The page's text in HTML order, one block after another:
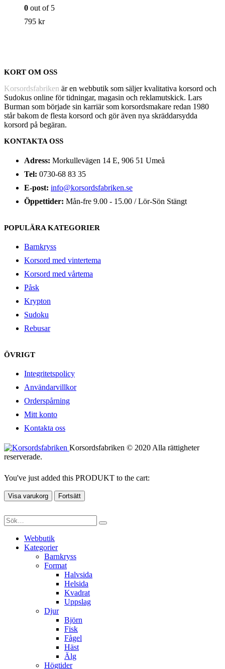
0 out of 5
795 kr
KORT OM OSS
Korsordsfabriken är en webbutik som säljer kvalitativa korsord och
Sudokus online för tidningar, magasin och reklamutskick. Lars
Burman som började sin karriär som korsordsmakare redan 1980
står bakom de flesta korsord och gör även nya skräddarsydda
korsord på begäran.
KONTAKTA OSS
Adress: Morkullevägen 14 E, 906 51 Umeå
Tel: 0730-68 83 35
E-post: info@korsordsfabriken.se
Öppettider: Mån-fre 9.00 - 15.00 / Lör-Sön Stängt
POPULÄRA KATEGORIER
Barnkryss
Korsord med vintertema
Korsord med vårtema
Påsk
Krypton
Sudoku
Rebusar
ÖVRIGT
Integritetspolicy
Användarvillkor
Orderspårning
Mitt konto
Kontakta oss
Korsordsfabriken © 2020 Alla rättigheter
reserverade.
You've just added this PRODUKT to the cart:
Visa varukorg Fortsätt
Webbutik
Kategorier
Barnkryss
Format
Halvsida
Helsida
Kvadrat
Uppslag
Djur
Björn
Fisk
Fågel
Häst
Älg
Högtider